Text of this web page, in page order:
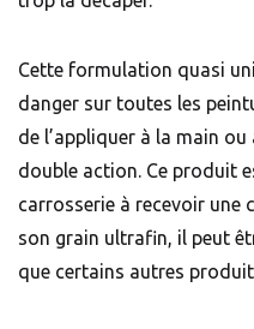
Cette formulation quasi
danger sur toutes les
de l’appliquer à la main ou
double action. Ce produit
carrosserie à recevoir une
son grain ultrafin, il peut
que certains autres